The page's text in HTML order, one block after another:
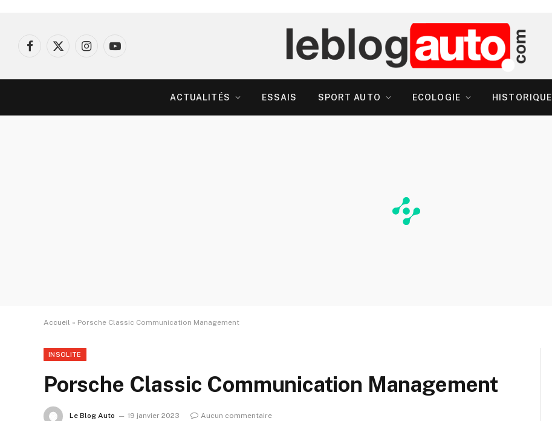
Facebook
X
InstagramYouTube
ACTUALITÉS ESSAIS SPORT AUTO ECOLOGIE HISTORIQUE
Accueil » Porsche Classic Communication Management
INSOLITE
Porsche Classic Communication Management
Le Blog Auto 19 janvier 2023 Aucun commentaire